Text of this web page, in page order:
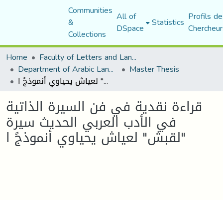
Communities
&
Collections
All of
DSpace Statistics Profils
Home
Faculty of Letters and Languages
Department of Arabic Language and Literature Master Thesis
قراءة نقدیة في فن السیرة الذاتیة في الأدب العربي الحدیث سیرة "لقبش" لعیاش یحیاوي أنموذجً ا
قراءة نقدیة في فن السیرة الذاتیة
في الأدب العربي الحدیث سیرة
"لقبش" لعیاش یحیاوي أنموذجً ا